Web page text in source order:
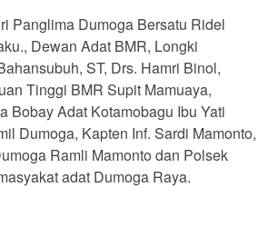
Panglima Dumoga Bersatu Ridel
Dewan Adat BMR, Longki
ST, Drs. Hamri Binol,
Tinggi BMR Supit Mamuaya,
Bobay Adat Kotamobagu Ibu Yati
Dumoga, Kapten Inf. Sardi Mamonto,
Ramli Mamonto dan Polsek
adat Dumoga Raya.